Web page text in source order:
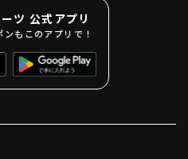
ツ 公式アプリ
もこのアプリで！